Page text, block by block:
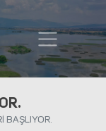
BAŞLIYOR.